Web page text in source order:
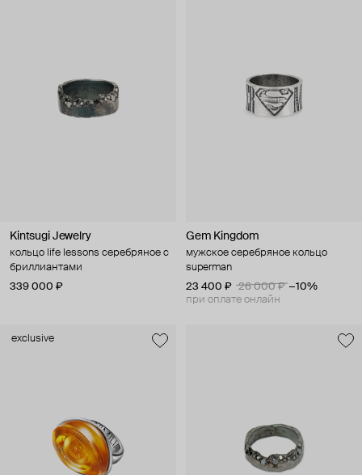
Kintsugi Jewelry
кольцо life lessons серебряное с
бриллиантами
339 000 ₽
Gem Kingdom
мужское серебряное кольцо
superman
23 400 ₽
26 000 ₽ −10%
при оплате онлайн
exclusive